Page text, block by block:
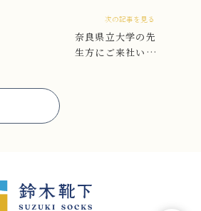
次の記事を見る
奈良県立大学の先
生方にご来社いた